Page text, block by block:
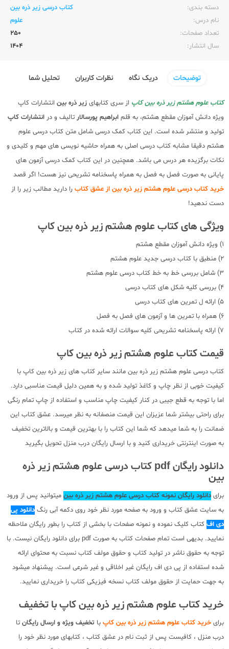
دسته بندی:
کتاب درسی زیر ذره بین
نام درس:
علوم
تعداد صفحات:‌
250
سال انتشار:‌
1404
توضیحات دریک نگاه نظرات کاربران تحلیل شما
کتاب علوم هشتم زیر ذره بین کاپ از سری کتابهای زیر ذره بین انتشارات کاپ
ویژه دانش آموزان مقطع هشتم، به قلم ابراهیم پورسالار تالیف و در انتشارات کاپ
تولید و منتشر شده است. این کتاب کمک درسی شامل متن کتاب درسی علوم
هشتم دقیقا مشابه کتاب درسی اصلی به همراه حاشیه نویسی های مهم و کلیدی و
نکات برگزیده هر درس می باشد. همچنین در این کتاب کمک درسی آزمون های
پایانی به صورت فصل به فصل به همراه پاسخنامه تشریحی نیز هست! اگر قصد
خرید کتاب درسی علوم هشتم زیر ذره بین از عشق کتاب را دارید مطالب زیر را از
دست ندهید!
ویژگی های کتاب علوم هشتم زیر ذره بین کاپ
1) ویژه دانش آموزان مقطع هشتم
2) منطبق با کتاب درسی جدید علوم هشتم
3) شامل بررسی خط به خط کتاب درسی علوم هشتم
4) بررسی کلیه شکل های کتاب درسی
5) ارائه ل تمرین های کتاب درسی
6) همراه با تمرین ها و آزمون های فصل به فصل
7) ارائه پاسخنامه تشریحی کلیه سوالات ارائه شده در کتاب
قیمت کتاب علوم هشتم زیر ذره بین کاپ
کتاب درسی علوم هشتم زیر ذره بین مانند سایر کتاب های زیر ذره بین کاپ با
کیفیت خوبی از نظر چاپ و کاغذ تولید شده و به همین دلیل قیمت مناسبی دارد.
اما با توجه به قطع جیبی در کنار کیفیت چاپ مناسب و استفاده از چاپ تمام رنگی
برای راحتی بیشتر شما عزیزان این قیمت منصفانه به نظر میرسد. عشق کتاب این
ضمانت را به شما میدهد که شما این کتاب را با بهترین قیمت و بالاترین تخفیف
به صورت اینترنتی خریداری کنید و با ارسال رایگان درب منزل تحویل بگیرید
دانلود رایگان pdf کتاب درسی علوم هشتم زیر ذره
بین
برای دانلود رایگان نمونه کتاب درسی علوم هشتم زیر ذره بین میتوانید پس از ورود
به سایت عشق کتاب و ورود به صفحه مورد نظر خود روی دکمه آبی رنگ دانلود پی
دی اف کتاب کلیک نموده و نمونه صفحات با بخشی از کتاب را بطور رایگان ملاحظه
نمایید. بدیهی است تمام صفحات کتاب به صورت pdf برای دانلود رایگان نیست. با
توجه به حقوق ناشر در تولید کتاب و حقوق مولف کتاب نسبت به محتوای ارائه
شده استفاده از پی دی اف رایگان غیر اخلاقی و غیر شرعی است. پیشنهاد میشود
به جهت حمایت از حقوق مولف کتاب نسخه فیزیکی کتاب را خریداری نمایید.
خرید کتاب علوم هشتم زیر ذره بین کاپ با تخفیف
برای خرید کتاب علوم هشتم زیر ذره بین کاپ با تخفیف ویژه و ارسال رایگان تا
درب منزل ، کافیست پس از ثبت نام در عشق کتاب ، کتابهای مورد نظر خود را